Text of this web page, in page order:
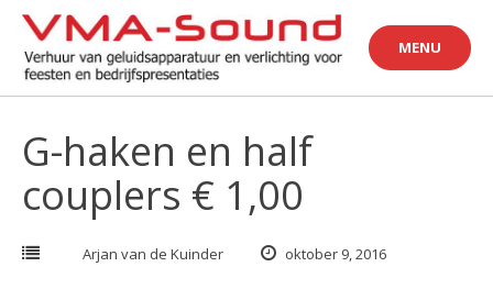
Skip
content
MENU
G-haken en half
couplers € 1,00
Arjan van de Kuinder oktober 9, 2016